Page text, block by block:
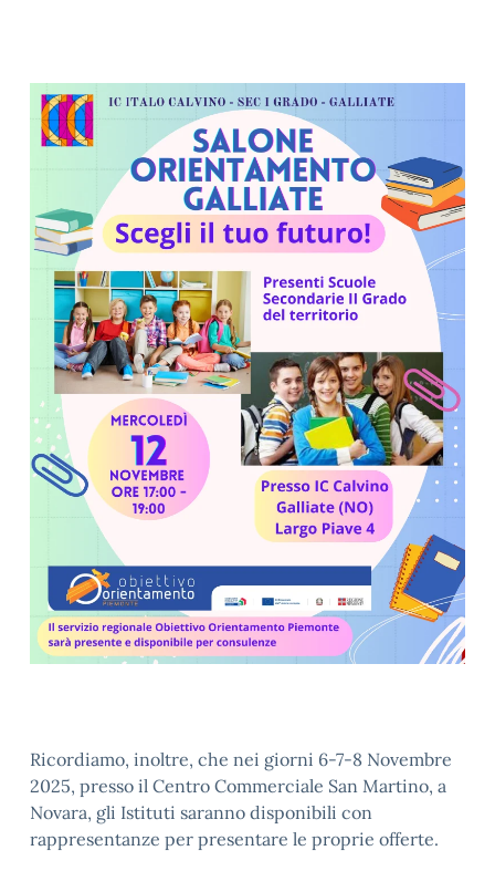
Ricordiamo, inoltre, che nei giorni 6-7-8 Novembre
2025, presso il Centro Commerciale San Martino, a
Novara, gli Istituti saranno disponibili con
rappresentanze per presentare le proprie offerte.